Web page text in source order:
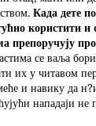
Када дете
користити и
препоручују
се ваља
их у читавом
и навику да
нападаји не